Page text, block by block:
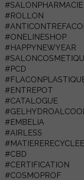
#SALONPHARMACIE
#ROLLON
#ONELINESHOP
#HAPPYNEWYEAR
#PCD
#ENTREPOT
#CATALOGUE
#EMBELIA
#AIRLESS
#MATIERERECYCLEE
#CBD
#CERTIFICATION
#COSMOPROF